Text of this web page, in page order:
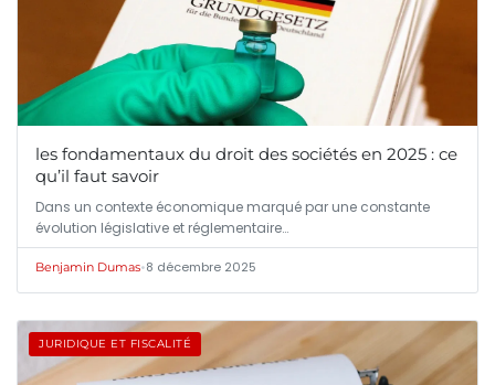
les fondamentaux du droit des sociétés en 2025 : ce
qu’il faut savoir
Dans un contexte économique marqué par une constante
évolution législative et réglementaire…
Benjamin Dumas•8 décembre 2025
JURIDIQUE ET FISCALITÉ